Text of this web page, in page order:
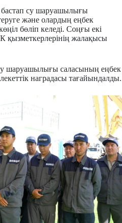
су шаруашылығы
және олардың еңбек
бөліп келеді. Соңғы екі
жалақысы
шаруашылығы саласының еңбек
наградасы тағайындалды.